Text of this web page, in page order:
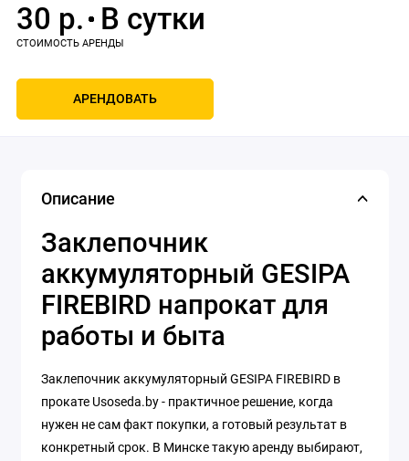
30 р.
АРЕНДОВАТЬ
Описание
Заклепочник
аккумуляторный GESIPA
FIREBIRD напрокат для
работы и быта
Заклепочник аккумуляторный GESIPA FIREBIRD в
прокате Usoseda.by - практичное решение, когда
нужен не сам факт покупки, а готовый результат в
конкретный срок. В Минске такую аренду выбирают,